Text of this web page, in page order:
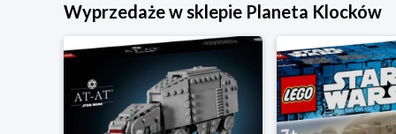
Wyprzedaże w sklepie Planeta Klocków